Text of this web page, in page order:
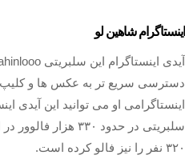
اینستاگرام شاهین لو
دسترسی سریع تر به عکس ها و کلیپ
اینستاگرامی او می توانید این آیدی
سلبریتی در حدود ۳۳۰
۳۲۰ نفر را نیز فالو کرده است.